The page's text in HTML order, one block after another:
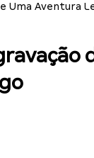
Uma Aventura